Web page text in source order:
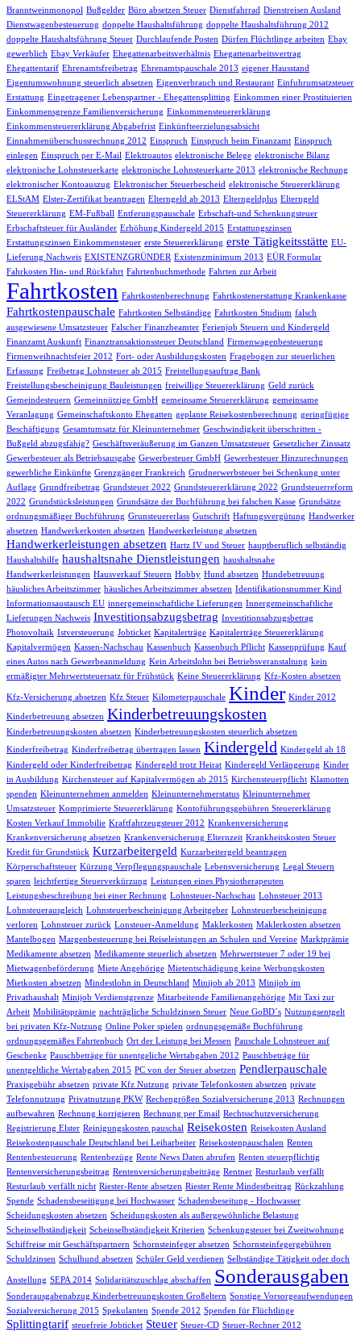
Branntweinmonopol Bußgelder Büro absetzen Steuer Dienstfahrrad Dienstreisen Ausland
Dienstwagenbesteuerung doppelte Haushaltsführung doppelte Haushaltsführung 2012
doppelte Haushaltsführung Steuer Durchlaufende Posten Dürfen Flüchtlinge arbeiten Ebay
gewerblich Ebay Verkäufer Ehegattenarbeitsverhältnis Ehegattenarbeitsvertrag
Ehegattentarif Ehrenamtsfreibetrag Ehrenamtspauschale 2013 eigener Hausstand
Eigentumswohnung steuerlich absetzen Eigenverbrauch und Restaurant Einfuhrumsatzsteuer
Erstattung Eingetragener Lebenspartner - Ehegattensplitting Einkommen einer Prostituierten
Einkommensgrenze Familienversicherung Einkommensteuererklärung
Einkommensteuererklärung Abgabefrist Einkünfteerzielungsabsicht
Einnahmenüberschussrechnung 2012 Einspruch Einspruch beim Finanzamt Einspruch
einlegen Einspruch per E-Mail Elektroautos elektronische Belege elektronische Bilanz
elektronische Lohnsteuerkarte elektronische Lohnsteuerkarte 2013 elektronische Rechnung
elektronischer Kontoauszug Elektronischer Steuerbescheid elektronische Steuererklärung
ELStAM Elster-Zertifikat beantragen Elterngeld ab 2013 Elterngeldplus Elterngeld
Steuererklärung EM-Fußball Entferungspauschale Erbschaft-und Schenkungsteuer
Erbschaftsteuer für Ausländer Erhöhung Kindergeld 2015 Erstattungszinsen
Erstattungszinsen Einkommensteuer erste Steuererklärung erste Tätigkeitsstätte EU-
Lieferung Nachweis EXISTENZGRÜNDER Existenzminimum 2013 EÜR Formular
Fahrkosten Hin- und Rückfahrt Fahrtenbuchmethode Fahrten zur Arbeit
Fahrtkosten Fahrtkostenberechnung Fahrtkostenerstattung Krankenkasse
Fahrtkostenpauschale Fahrtkosten Selbständige Fahrtkosten Studium falsch
ausgewiesene Umsatzsteuer Falscher Finanzbeamter Ferienjob Steuern und Kindergeld
Finanzamt Auskunft Finanztransaktionssteuer Deutschland Firmenwagenbesteuerung
Firmenweihnachtsfeier 2012 Fort- oder Ausbildungskosten Fragebogen zur steuerlichen
Erfassung Freibetrag Lohnsteuer ab 2015 Freistellungsauftrag Bank
Freistellungsbescheinigung Bauleistungen freiwillige Steuererklärung Geld zurück
Gemeindesteuern Gemeinnützige GmbH gemeinsame Steuererklärung gemeinsame
Veranlagung Gemeinschaftskonto Ehegatten geplante Reisekostenberechnung geringfügige
Beschäftigung Gesamtumsatz für Kleinunternehmer Geschwindigkeit überschritten -
Bußgeld abzugsfähig? Geschäftsveräußerung im Ganzen Umsatzsteuer Gesetzlicher Zinssatz
Gewerbesteuer als Betriebsausgabe Gewerbesteuer GmbH Gewerbesteuer Hinzurechnungen
gewerbliche Einkünfte Grenzgänger Frankreich Grudnerwerbsteuer bei Schenkung unter
Auflage Grundfreibetrag Grundsteuer 2022 Grundsteuererklärung 2022 Grundsteuerreform
2022 Grundstücksleistungen Grundsätze der Buchführung bei falschen Kasse Grundsätze
ordnungsmäßiger Buchführung Grunsteuererlass Gutschrift Haftungsvergütung Handwerker
absetzen Handwerkerkosten absetzen Handwerkerleistung absetzen
Handwerkerleistungen absetzen Hartz IV und Steuer hauptberuflich selbständig
Haushaltshilfe haushaltsnahe Dienstleistungen haushaltsnahe
Handwerkerleistungen Hausverkauf Steuern Hobby Hund absetzen Hundebetreuung
häusliches Arbeitszimmer häusliches Arbeitszimmer absetzen Identifikationsnummer Kind
Informationsaustausch EU innergemeinschaftliche Lieferungen Innergemeinschaftliche
Lieferungen Nachweis Investitionsabzugsbetrag Investitionsabzugsbetrag
Photovoltaik Istversteuerung Jobticket Kapitalerträge Kapitalerträge Steuererklärung
Kapitalvermögen Kassen-Nachschau Kassenbuch Kassenbuch Pflicht Kassenprüfung Kauf
eines Autos nach Gewerbeanmeldung Kein Arbeitslohn bei Betriebsveranstaltung kein
ermäßigter Mehrwertsteuersatz für Frühstück Keine Steuererklärung Kfz-Kosten absetzen
Kfz-Versicherung absetzen Kfz Steuer Kilometerpauschale Kinder Kinder 2012
Kinderbetreuung absetzen Kinderbetreuungskosten
Kinderbetreuungskosten absetzen Kinderbetreuungskosten steuerlich absetzen
Kinderfreibetrag Kinderfreibetrag übertragen lassen Kindergeld Kindergeld ab 18
Kindergeld oder Kinderfreibetrag Kindergeld trotz Heirat Kindergeld Verlängerung Kinder
in Ausbildung Kirchensteuer auf Kapitalvermögen ab 2015 Kirchensteuerpflicht Klamotten
spenden Kleinunternehmen anmelden Kleinunternehmerstatus Kleinunternehmer
Umsatzsteuer Komprimierte Steuererklärung Kontoführungsgebühren Steuererklärung
Kosten Verkauf Immobilie Kraftfahrzeugsteuer 2012 Krankenversicherung
Krankenversicherung absetzen Krankenversicherung Elternzeit Krankheitskosten Steuer
Kredit für Grundstück Kurzarbeitergeld Kurzarbeitergeld beantragen
Körperschaftsteuer Kürzung Verpflegungspauschale Lebensversicherung Legal Steuern
sparen leichtfertige Steuerverkürzung Leistungen eines Physiotherapeuten
Leistungsbeschreibung bei einer Rechnung Lohnsteuer-Nachschau Lohnsteuer 2013
Lohnsteuerausgleich Lohnsteuerbescheinigung Arbeitgeber Lohnsteuerbescheinigung
verloren Lohnsteuer zurück Lonsteuer-Anmeldung Maklerkosten Maklerkosten absetzen
Mantelbogen Margenbesteuerung bei Reiseleistungen an Schulen und Vereine Marktprämie
Medikamente absetzen Medikamente steuerlich absetzen Mehrwertsteuer 7 oder 19 bei
Mietwagenbeförderung Miete Angehörige Mietentschädigung keine Werbungskosten
Mietkosten absetzen Mindestlohn in Deutschland Minijob ab 2013 Minijob im
Privathaushalt Minijob Verdienstgrenze Mitarbeitende Familienangehörige Mit Taxi zur
Arbeit Mobilitätsprämie nachträgliche Schuldzinsen Steuer Neue GoBD´s Nutzungsentgelt
bei privaten Kfz-Nutzung Online Poker spielen ordnungsgemäße Buchführung
ordnungsgemäßes Fahrtenbuch Ort der Leistung bei Messen Pauschale Lohnsteuer auf
Geschenke Pauschbeträge für unentgeliche Wertabgaben 2012 Pauschbeträge für
unentgeltliche Wertabgaben 2015 PC von der Steuer absetzen Pendlerpauschale
Praxisgebühr absetzen private Kfz Nutzung private Telefonkosten absetzen private
Telefonnutzung Privatnutzung PKW Rechengrößen Sozialversicherung 2013 Rechnungen
aufbewahren Rechnung korrigieren Rechnung per Email Rechtsschutzversicherung
Registrierung Elster Reinigungskosten pauschal Reisekosten Reisekosten Ausland
Reisekostenpauschale Deutschland bei Leiharbeiter Reisekostenpauschalen Renten
Rentenbesteuerung Rentenbezüge Rente News Daten abrufen Renten steuerpflichtig
Rentenversicherungsbeitrag Rentenversicherungsbeiträge Rentner Resturlaub verfällt
Resturlaub verfällt nicht Riester-Rente absetzen Riester Rente Mindestbeitrag Rückzahlung
Spende Schadensbeseitigung bei Hochwasser Schadensbeseitung - Hochwasser
Scheidungskosten absetzen Scheidungskosten als außergewöhnliche Belastung
Scheinselbständigkeit Scheinselbständigkeit Kriterien Schenkungsteuer bei Zweitwohnung
Schiffreise mit Geschäftspartnern Schornsteinfeger absetzen Schornsteinfegergebühren
Schuldzinsen Schulhund absetzen Schüler Geld verdienen Selbständige Tätigkeit oder doch
Anstellung SEPA 2014 Solidaritätszuschlag abschaffen Sonderausgaben
Sonderausgabenabzug Kinderbetreuungskosten Großeltern Sonstige Vorsorgeaufwendungen
Sozialversicherung 2015 Spekulanten Spende 2012 Spenden für Flüchtlinge
Splittingtarif steuefreie Jobticket Steuer Steuer-CD Steuer-Rechner 2012